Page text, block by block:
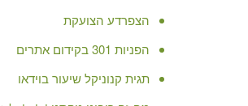
הצפרדע הצועקת
הפניות 301 בקידום אתרים
תגית קנוניקל שיעור בוידאו